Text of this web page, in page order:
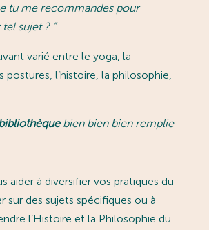
tu me recommandes pour
tel sujet ? ”
varié entre le yoga, la
postures, l’histoire, la philosophie,
bien bien bien remplie
aider à diversifier vos pratiques du
sur des sujets spécifiques ou à
l’Histoire et la Philosophie du